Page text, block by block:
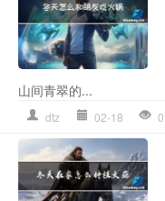
山间青翠的...
dtz 02-18 0